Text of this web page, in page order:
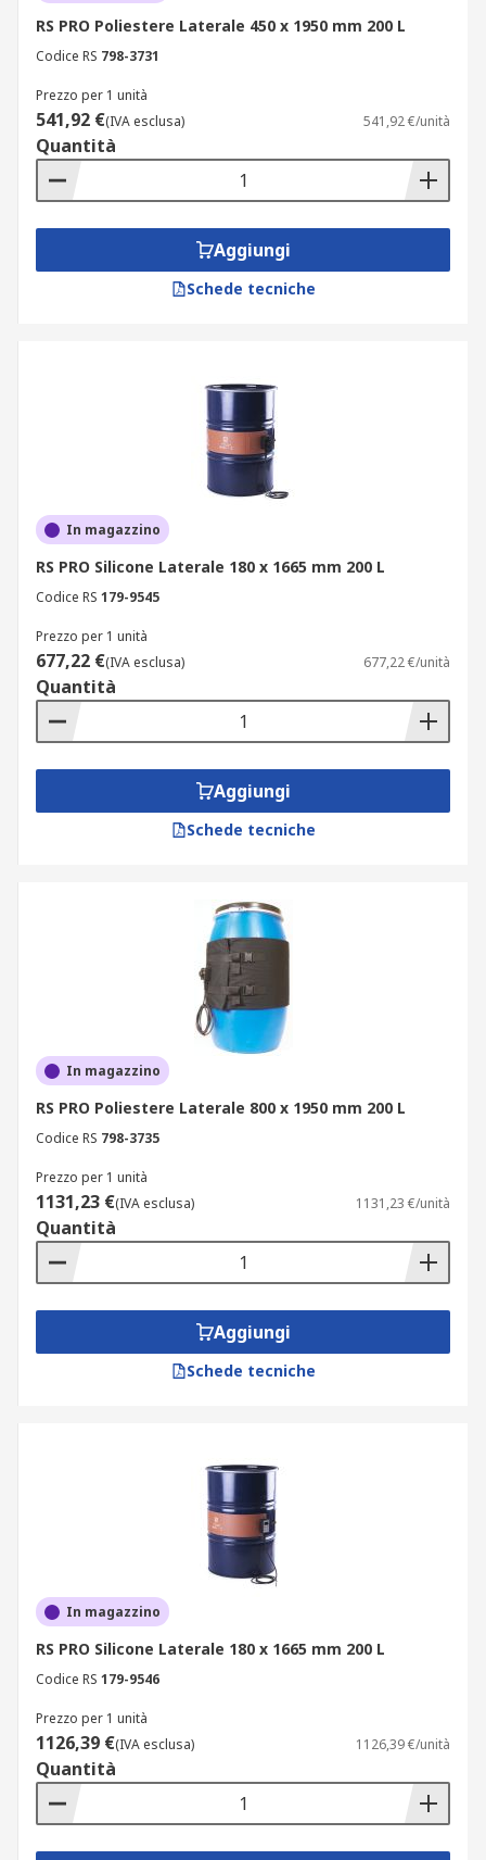
RS PRO Poliestere Laterale 450 x 1950 mm 200 L
Codice RS 798-3731
Prezzo per 1 unità
541,92 €(IVA esclusa) 541,92 €/unità
Quantità
Aggiungi
Schede tecniche
In magazzino
RS PRO Silicone Laterale 180 x 1665 mm 200 L
Codice RS 179-9545
Prezzo per 1 unità
677,22 €(IVA esclusa) 677,22 €/unità
Quantità
Aggiungi
Schede tecniche
In magazzino
RS PRO Poliestere Laterale 800 x 1950 mm 200 L
Codice RS 798-3735
Prezzo per 1 unità
1131,23 €(IVA esclusa) 1131,23 €/unità
Quantità
Aggiungi
Schede tecniche
In magazzino
RS PRO Silicone Laterale 180 x 1665 mm 200 L
Codice RS 179-9546
Prezzo per 1 unità
1126,39 €(IVA esclusa) 1126,39 €/unità
Quantità